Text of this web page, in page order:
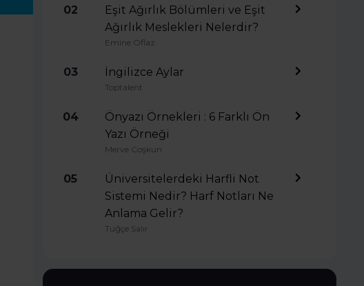
02
Eşit Ağırlık Bölümleri ve Eşit
Ağırlık Meslekleri Nelerdir?
Emine Oflaz
03 İngilizce Aylar
Toptalent
04
Önyazı Örnekleri : 6 Farklı Ön
Yazı Örneği
Merve Coşkun
05
Üniversitelerdeki Harfli Not
Sistemi Nedir? Harf Notları Ne
Anlama Gelir?
Tuğçe Salır